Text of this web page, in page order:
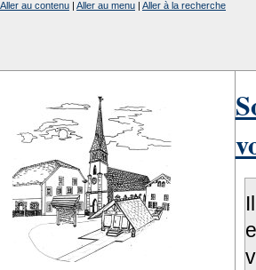
Aller au contenu | Aller au menu | Aller à la recherche